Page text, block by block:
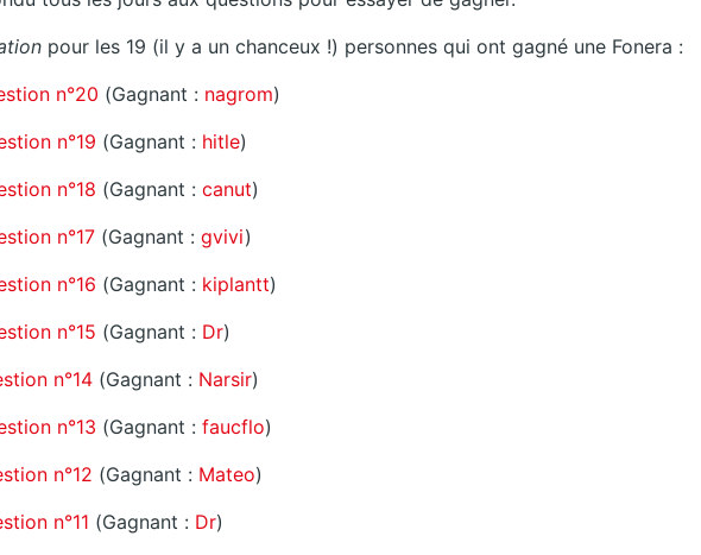
pour les 19 (il y a un chanceux !) personnes qui ont gagné une Fonera :
n°20 (Gagnant : nagrom)
n°19 (Gagnant : hitle)
n°18 (Gagnant : canut)
n°17 (Gagnant : gvivi)
n°16 (Gagnant : kiplantt)
n°15 (Gagnant : Dr)
n°14 (Gagnant : Narsir)
n°13 (Gagnant : faucflo)
n°12 (Gagnant : Mateo)
n°11 (Gagnant : Dr)